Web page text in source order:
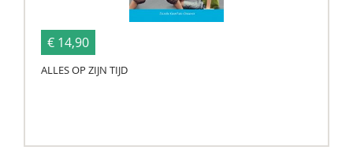
€ 14,90
ALLES OP ZIJN TIJD